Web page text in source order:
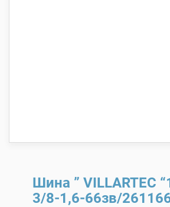
Шина ” VILLARTEC
3/8-1,6-66зв/